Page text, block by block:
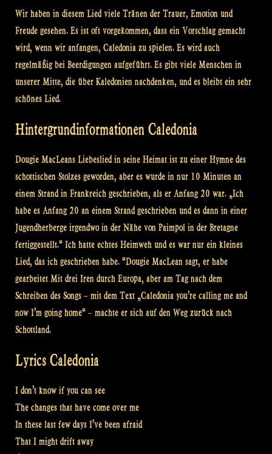
Wir haben in diesem Lied viele Tränen der Trauer, Emotion und
Freude gesehen. Es ist oft vorgekommen, dass ein Vorschlag gemacht
wird, wenn wir anfangen, Caledonia zu spielen. Es wird auch
regelmäßig bei Beerdigungen aufgeführt. Es gibt viele Menschen in
unserer Mitte, die über Kaledonien nachdenken, und es bleibt ein sehr
schönes Lied.
Hintergrundinformationen Caledonia
Dougie MacLeans Liebeslied in seine Heimat ist zu einer Hymne des
schottischen Stolzes geworden, aber es wurde in nur 10 Minuten an
einem Strand in Frankreich geschrieben, als er Anfang 20 war. „Ich
habe es Anfang 20 an einem Strand geschrieben und es dann in einer
Jugendherberge irgendwo in der Nähe von Paimpol in der Bretagne
fertiggestellt.“ Ich hatte echtes Heimweh und es war nur ein kleines
Lied, das ich geschrieben habe. “Dougie MacLean sagt, er habe
gearbeitet Mit drei Iren durch Europa, aber am Tag nach dem
Schreiben des Songs – mit dem Text „Caledonia you’re calling me and
now I’m going home“ – machte er sich auf den Weg zurück nach
Schottland.
Lyrics Caledonia
I don’t know if you can see
The changes that have come over me
In these last few days I’ve been afraid
That I might drift away